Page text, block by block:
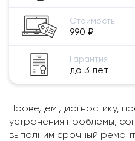
Стоимость
990 ₽
Гарантия
до 3 лет
Проведем диагностику,
устранения проблемы,
выполним срочный